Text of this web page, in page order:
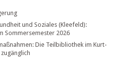
und Soziales (Kleefeld):
Sommersemester 2026
Die Teilbibliothek im Kurt-